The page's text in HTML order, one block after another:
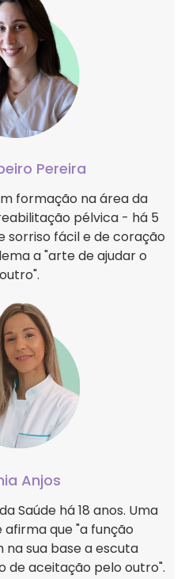
Pereira
formação na área da
pélvica - há 5
sorriso fácil e de coração
a "arte de ajudar o
outro".
Anjos
Saúde há 18 anos. Uma
afirma que "a função
sua base a escuta
de aceitação pelo outro".